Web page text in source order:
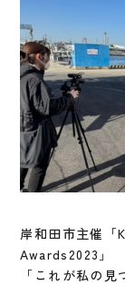
岸和田市主催「
Awards2023」
「これが私の